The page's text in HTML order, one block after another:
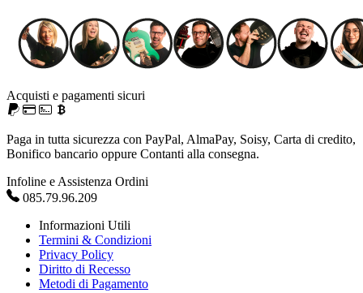
Acquisti e pagamenti sicuri
Paga in tutta sicurezza con PayPal, AlmaPay, Soisy, Carta di credito,
Bonifico bancario oppure Contanti alla consegna.
Infoline e Assistenza Ordini
085.79.96.209
Informazioni Utili
Termini & Condizioni
Privacy Policy
Diritto di Recesso
Metodi di Pagamento